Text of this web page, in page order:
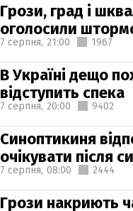
Грози, град і
оголосили
7 серпня, 21:00 1967
В Україні дещо
відступить спека
7 серпня, 20:00 9402
Синоптикиня
очікувати після
7 серпня, 08:00 2444
Грози накриють